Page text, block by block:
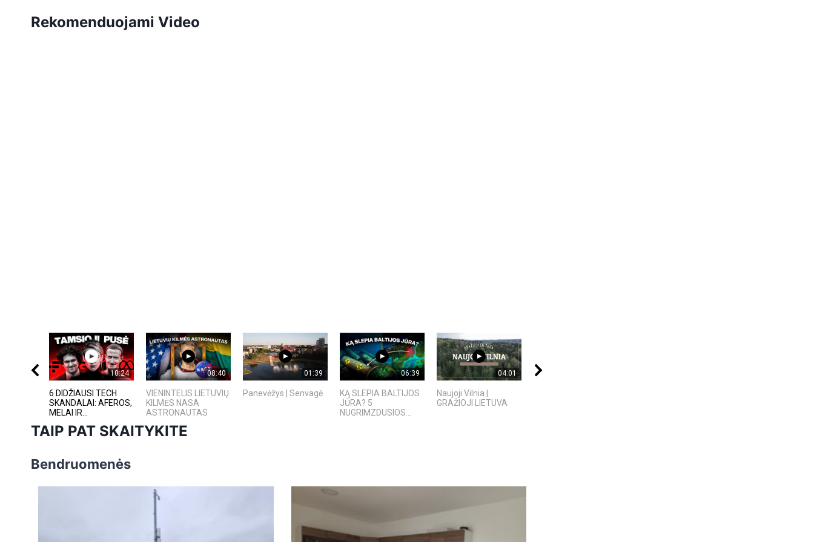
Rekomenduojami Video
10:24
6 DIDŽIAUSI TECH
SKANDALAI: AFEROS,
MELAI IR...
08:40
VIENINTELIS LIETUVIŲ
KILMĖS NASA
ASTRONAUTAS
01:39
Panevėžys | Senvagė
06:39
KĄ SLEPIA BALTIJOS
JŪRA? 5
NUGRIMZDUSIOS...
04:01
Naujoji Vilnia |
GRAŽIOJI LIETUVA
TAIP PAT SKAITYKITE
Bendruomenės